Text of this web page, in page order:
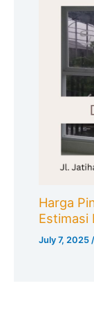
Harga
Estimasi
July 7, 2025/